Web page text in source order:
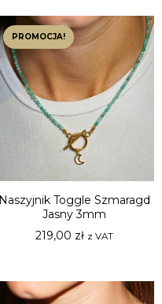
PROMOCJA!
Naszyjnik Toggle Szmaragd
Jasny 3mm
219,00 zł z VAT